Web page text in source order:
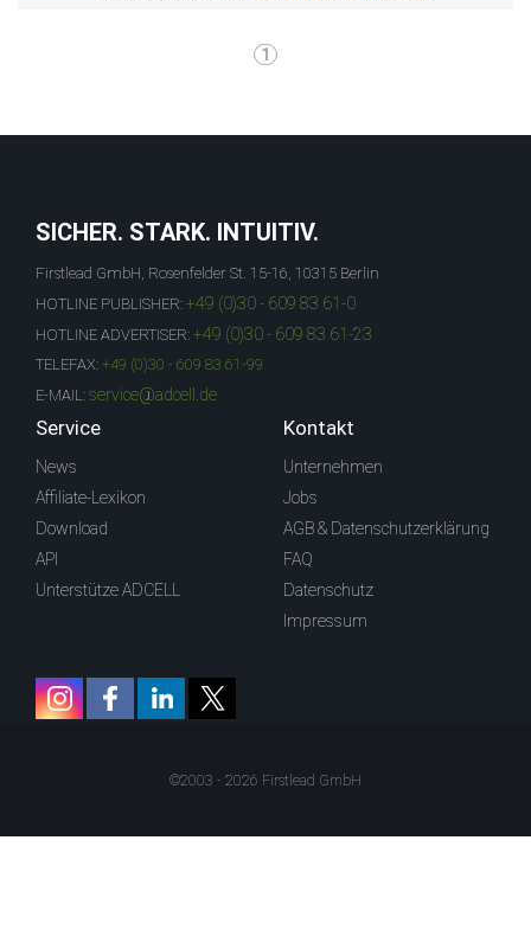
1
SICHER. STARK. INTUITIV.
Firstlead GmbH, Rosenfelder St. 15-16, 10315 Berlin
HOTLINE PUBLISHER: +49 (0)30 - 609 83 61-0
HOTLINE ADVERTISER: +49 (0)30 - 609 83 61-23
TELEFAX: +49 (0)30 - 609 83 61-99
E-MAIL: service@adcell.de
Service
News
Affiliate-Lexikon
Download
API
Unterstütze ADCELL
Kontakt
Unternehmen
Jobs
AGB & Datenschutzerklärung
FAQ
Datenschutz
Impressum
©2003 - 2026 Firstlead GmbH